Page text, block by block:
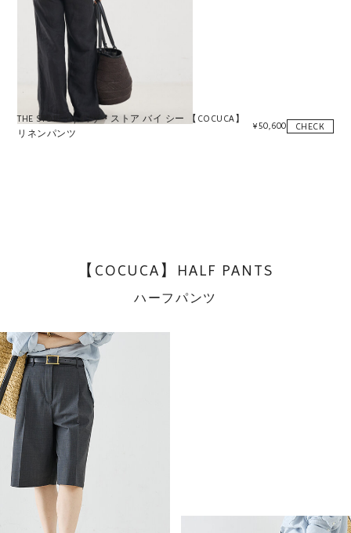
THE STORE by C'/ザ・ストア バイ シー 【COCUCA】
リネンパンツ
¥50,600 CHECK
【COCUCA】HALF PANTS
ハーフパンツ